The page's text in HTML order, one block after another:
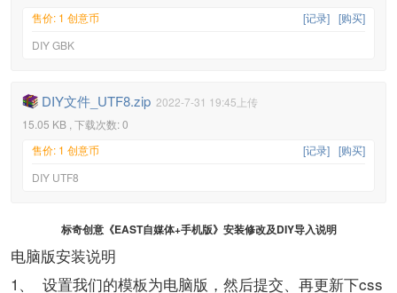
[购买]
[记录]
售价: 1 创意币
DIY GBK
DIY文件_UTF8.zip 2022-7-31 19:45上传
15.05 KB , 下载次数: 0
[购买]
[记录]
售价: 1 创意币
DIY UTF8
标奇创意《EAST自媒体+手机版》安装修改及DIY导入说明
电脑版安装说明
1、 设置我们的模板为电脑版，然后提交、再更新下css